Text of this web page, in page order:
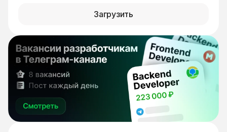
Загрузить